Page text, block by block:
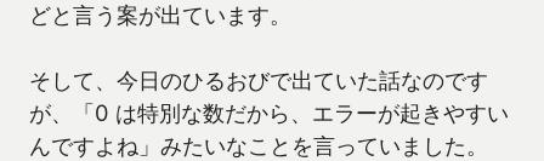
どと言う案が出ています。
そして、今日のひるおびで出ていた話なのです
が、「0 は特別な数だから、エラーが起きやすい
んですよね」みたいなことを言っていました。